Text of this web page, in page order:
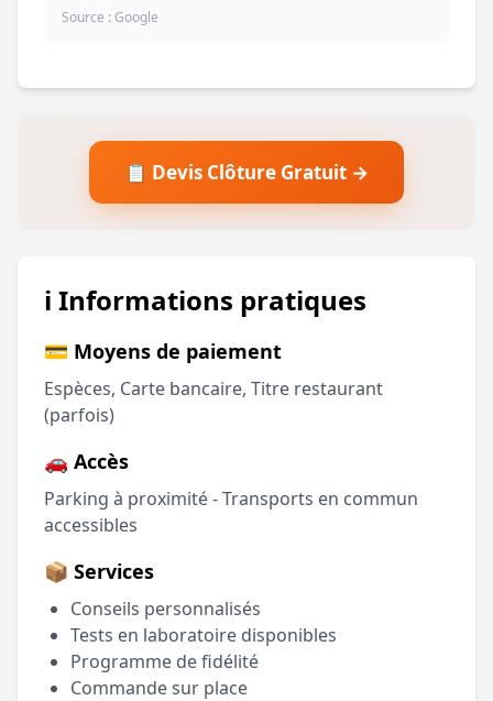
Source : Google
📋 Devis Clôture Gratuit →
ℹ️ Informations pratiques
💳 Moyens de paiement
Espèces, Carte bancaire, Titre restaurant
(parfois)
🚗 Accès
Parking à proximité - Transports en commun
accessibles
📦 Services
Conseils personnalisés
Tests en laboratoire disponibles
Programme de fidélité
Commande sur place